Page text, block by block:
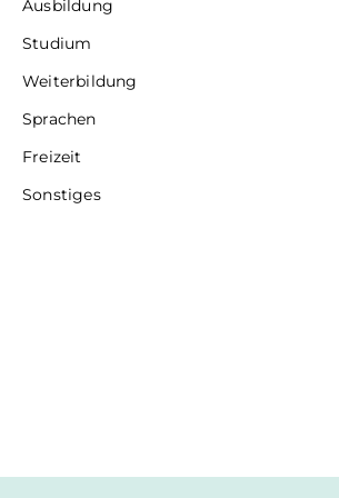
Ausbildung
Studium
Weiterbildung
Sprachen
Freizeit
Sonstiges